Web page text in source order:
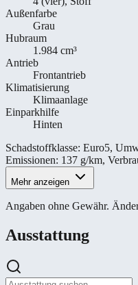
Außenfarbe
Grau
Hubraum
1.984 cm³
Antrieb
Frontantrieb
Klimatisierung
Klimaanlage
Einparkhilfe
Hinten
Schadstoffklasse: Euro5,
Emissionen: 137 g/km,
Mehr anzeigen
Angaben ohne Gewähr.
Ausstattung